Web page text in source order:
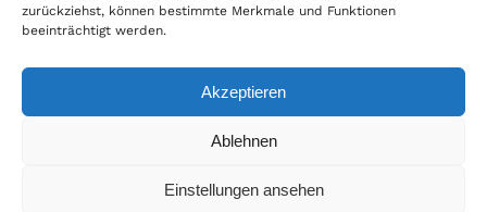
zurückziehst, können bestimmte Merkmale und Funktionen
beeinträchtigt werden.
Akzeptieren
Ablehnen
Einstellungen ansehen
© Copyright 2026 | World of Coins |Impressum|Datenschutz|Cookie
|Zahlung & Versand